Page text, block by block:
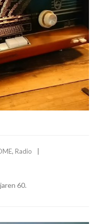
, Radio
60.